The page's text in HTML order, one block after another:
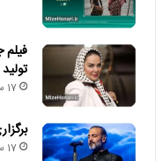
فیلم
17 ساعت پیش
17 ساعت پیش